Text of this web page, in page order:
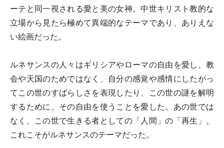
ーテと同一視される愛と美の女神。中世キリスト教的な
立場から見たら極めて異端的なテーマであり、ありえな
い絵画だった。
ルネサンスの人々はギリシアやローマの自由を愛し、教
会や天国のためではなく、自分の感覚や感情にしたがっ
てこの世のすばらしさを表現したり、この世の謎を解明
するために、その自由を使うことを愛した。あの世では
なく、この世で生きる者としての「人間」の「再生」。
これこそがルネサンスのテーマだった。